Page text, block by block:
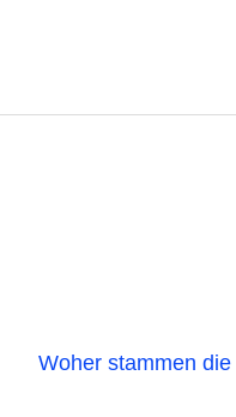
Woher stammen